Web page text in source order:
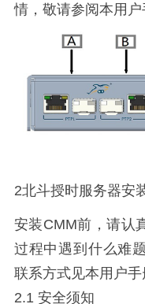
情，敬请参阅本用户
2北斗授时服务器安
安装CMM前，请认
过程中遇到什么难
联系方式见本用户手
2.1 安全须知